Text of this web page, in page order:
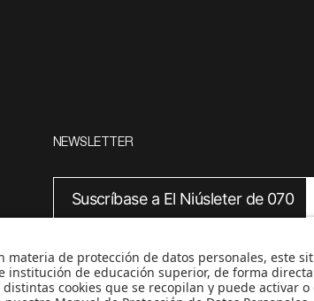
NEWSLETTER